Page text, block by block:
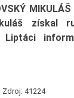
získal
Liptáci
Zdroj: 41224